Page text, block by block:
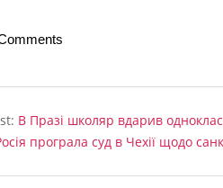
В Празі школяр вдарив
програла суд в Чехії щодо